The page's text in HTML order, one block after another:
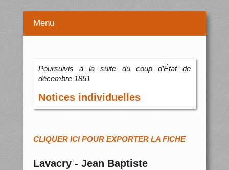
Menu
Poursuivis à la suite du coup d’État de
décembre 1851
Notices individuelles
CLIQUER ICI POUR EXPORTER LA FICHE
Lavacry - Jean Baptiste